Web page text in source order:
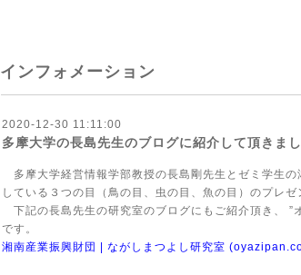
インフォメーション
2020-12-30 11:11:00
多摩大学の長島先生のブログに紹介して頂きまし
多摩大学経営情報学部教授の長島剛先生とゼミ学生
している３つの目（鳥の目、虫の目、魚の目）のプレゼ
下記の長島先生の研究室のブログにもご紹介頂き、 ”
です。
湘南産業振興財団 | ながしまつよし研究室